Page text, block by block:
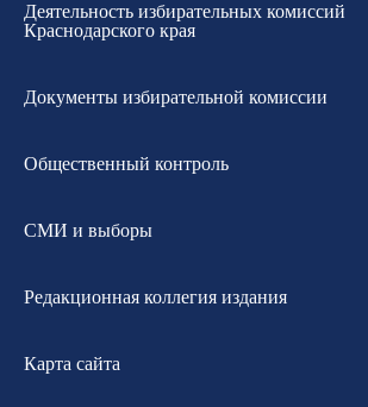
Деятельность избирательных комиссий
Краснодарского края
Документы избирательной комиссии
Общественный контроль
СМИ и выборы
Редакционная коллегия издания
Карта сайта